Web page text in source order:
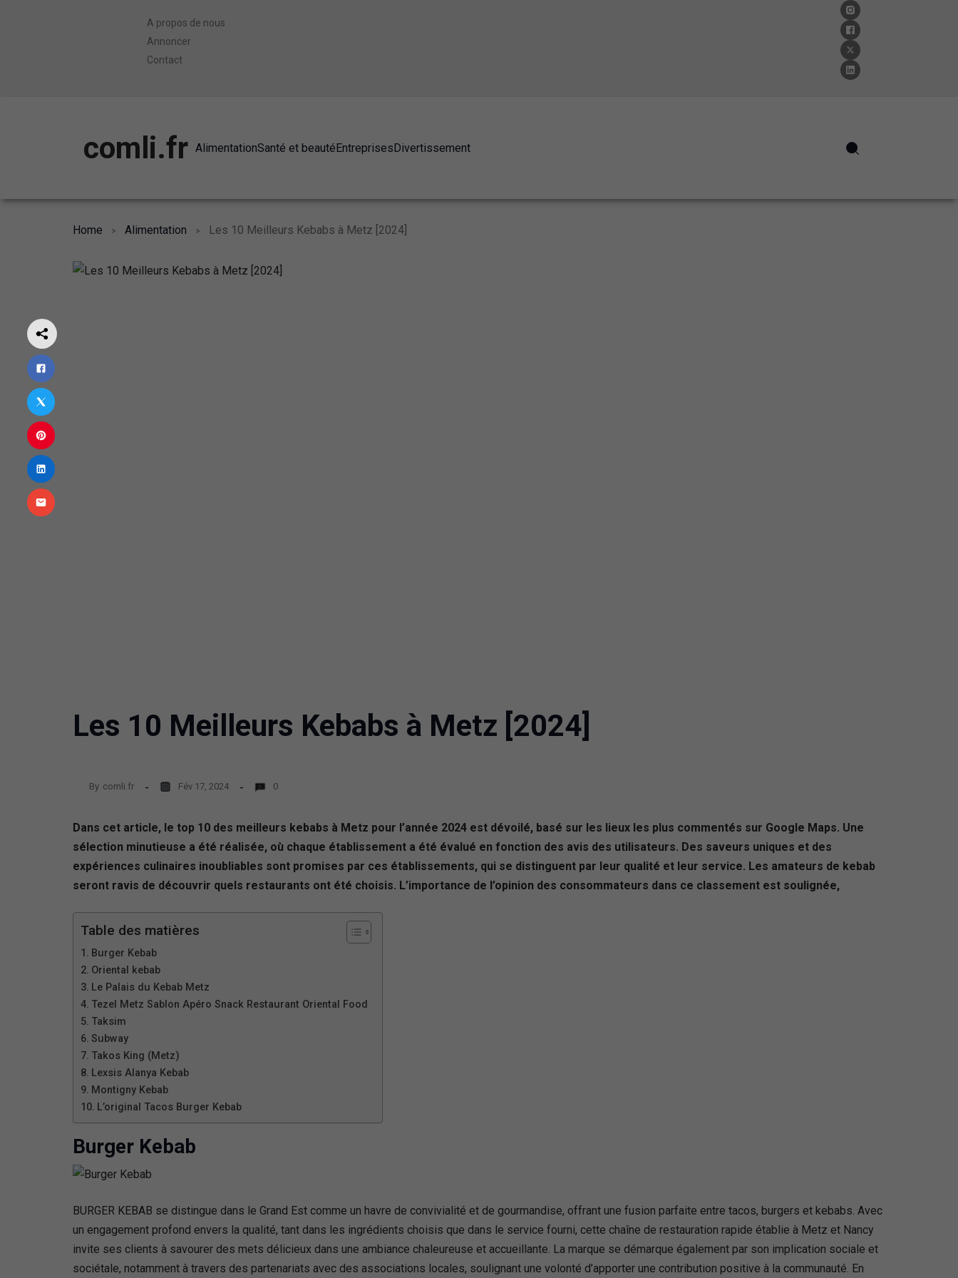
A propos de nous
Annoncer
Contact
comli.fr AlimentationSanté et beautéEntreprisesDivertissement
Home Alimentation Les 10 Meilleurs Kebabs à Metz [2024]
Les 10 Meilleurs Kebabs à Metz [2024]
By comli.fr Fév 17, 2024 0
Dans cet article, le top 10 des meilleurs kebabs à Metz pour l’année 2024 est dévoilé, basé sur les lieux les plus commentés sur Google Maps. Une
sélection minutieuse a été réalisée, où chaque établissement a été évalué en fonction des avis des utilisateurs. Des saveurs uniques et des
expériences culinaires inoubliables sont promises par ces établissements, qui se distinguent par leur qualité et leur service. Les amateurs de kebab
seront ravis de découvrir quels restaurants ont été choisis. L’importance de l’opinion des consommateurs dans ce classement est soulignée,
Table des matières
Burger Kebab
Oriental kebab
Le Palais du Kebab Metz
Tezel Metz Sablon Apéro Snack Restaurant Oriental Food
Taksim
Subway
Takos King (Metz)
Lexsis Alanya Kebab
Montigny Kebab
L’original Tacos Burger Kebab
Burger Kebab
BURGER KEBAB se distingue dans le Grand Est comme un havre de convivialité et de gourmandise, offrant une fusion parfaite entre tacos, burgers et kebabs. Avec
un engagement profond envers la qualité, tant dans les ingrédients choisis que dans le service fourni, cette chaîne de restauration rapide établie à Metz et Nancy
invite ses clients à savourer des mets délicieux dans une ambiance chaleureuse et accueillante. La marque se démarque également par son implication sociale et
sociétale, notamment à travers des partenariats avec des associations locales, soulignant une volonté d’apporter une contribution positive à la communauté. En